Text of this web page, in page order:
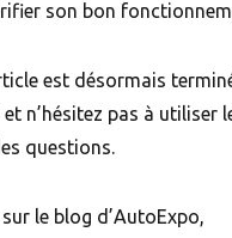
son bon
est désormais
n’hésitez pas à utiliser
questions.
le blog d’AutoExpo,